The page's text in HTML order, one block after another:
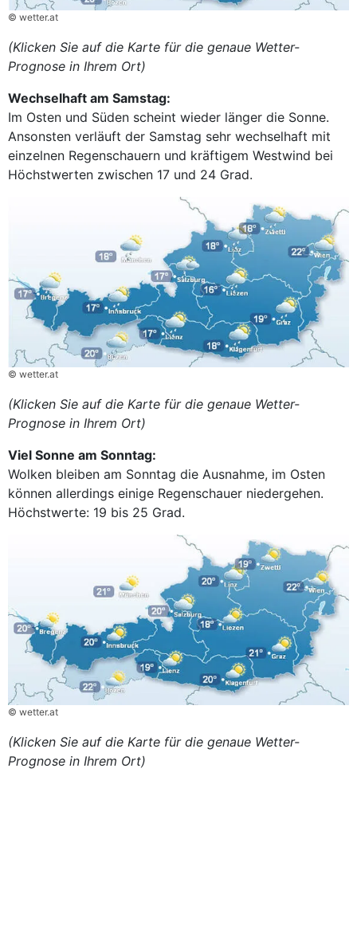
© wetter.at
(Klicken Sie auf die Karte für die genaue Wetter-
Prognose in Ihrem Ort)
Wechselhaft am Samstag:
Im Osten und Süden scheint wieder länger die Sonne.
Ansonsten verläuft der Samstag sehr wechselhaft mit
einzelnen Regenschauern und kräftigem Westwind bei
Höchstwerten zwischen 17 und 24 Grad.
© wetter.at
(Klicken Sie auf die Karte für die genaue Wetter-
Prognose in Ihrem Ort)
Viel Sonne am Sonntag:
Wolken bleiben am Sonntag die Ausnahme, im Osten
können allerdings einige Regenschauer niedergehen.
Höchstwerte: 19 bis 25 Grad.
© wetter.at
(Klicken Sie auf die Karte für die genaue Wetter-
Prognose in Ihrem Ort)